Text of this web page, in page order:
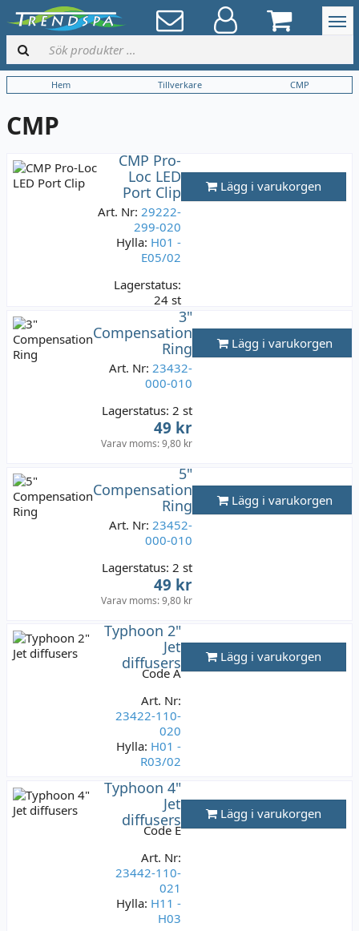
Hem Tillverkare CMP
CMP
CMP Pro-
Loc LED
Port Clip
Art. Nr: 29222-
299-020
Hylla: H01 -
E05/02
Lagerstatus:
24 st
49 kr
Varav moms:9,80
kr
Lägg i varukorgen
3"
Compensation
Ring
Art. Nr: 23432-
000-010
Lagerstatus: 2 st
49 kr
Varav moms:9,80 kr
Lägg i varukorgen
5"
Compensation
Ring
Art. Nr: 23452-
000-010
Lagerstatus: 2 st
49 kr
Varav moms:9,80 kr
Lägg i varukorgen
Typhoon 2"
Jet
diffusers
Code A
Art. Nr:
23422-110-
020
Hylla: H01 -
R03/02
Lagerstatus:
22 st
89 kr
Varav moms:
Lägg i varukorgen
Typhoon 4"
Jet
diffusers
Code E
Art. Nr:
23442-110-
021
Hylla: H11 -
H03
Lägg i varukorgen